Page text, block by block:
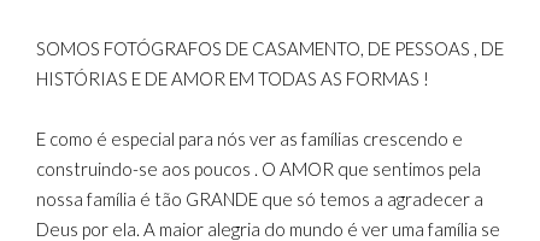
SOMOS FOTÓGRAFOS DE CASAMENTO, DE PESSOAS , DE
HISTÓRIAS E DE AMOR EM TODAS AS FORMAS !
E como é especial para nós ver as famílias crescendo e
construindo-se aos poucos . O AMOR que sentimos pela
nossa família é tão GRANDE que só temos a agradecer a
Deus por ela. A maior alegria do mundo é ver uma família se